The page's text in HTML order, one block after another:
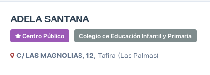
ADELA SANTANA
Centro Público Colegio de Educación Infantil y Primaria
C/ LAS MAGNOLIAS, 12, Tafira (Las Palmas)